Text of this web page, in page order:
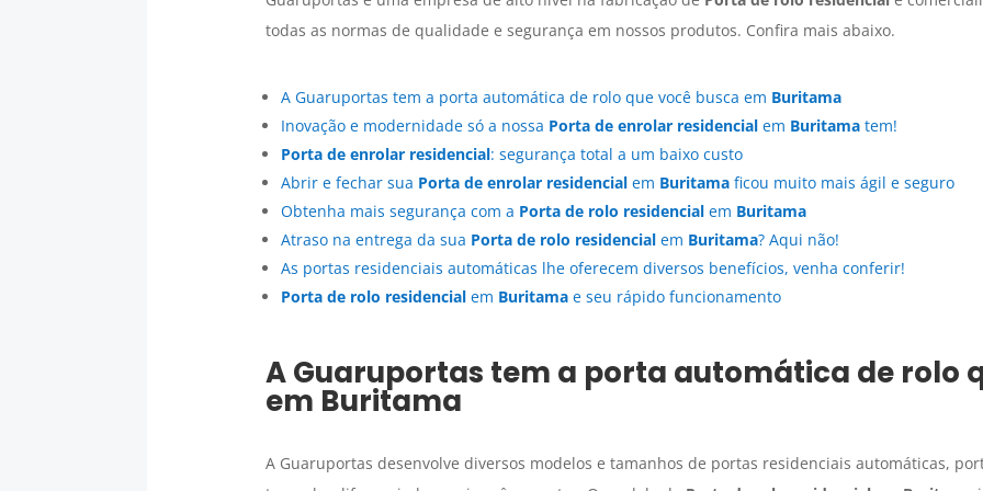
todas as normas de qualidade e segurança em nossos produtos. Confira mais abaixo.
A Guaruportas tem a porta automática de rolo que você busca em Buritama
Inovação e modernidade só a nossa Porta de enrolar residencialem Buritamatem!
Porta de enrolar residencial: segurança total a um baixo custo
Abrir e fechar sua Porta de enrolar residencialem Buritamaficou muito mais ágil e seguro
Obtenha mais segurança com a Porta de rolo residencialem Buritama
Atraso na entrega da sua Porta de rolo residencialem Buritama? Aqui não!
As portas residenciais automáticas lhe oferecem diversos benefícios, venha conferir!
Porta de rolo residencialem Buritamae seu rápido funcionamento
A Guaruportas tem a porta automática de rolo
em Buritama
A Guaruportas desenvolve diversos modelos e tamanhos de portas residenciais automáticas,